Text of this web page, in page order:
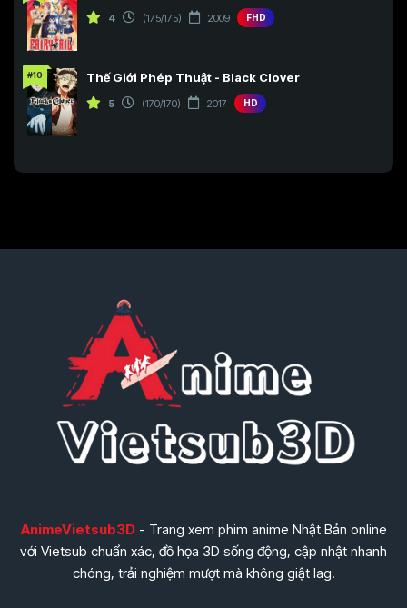
4 (175/175) 2009 FHD
#10 Thế Giới Phép Thuật - Black Clover
5 (170/170) 2017 HD
AnimeVietsub3D- Trang xem phim anime Nhật Bản online
với Vietsub chuẩn xác, đồ họa 3D sống động, cập nhật nhanh
chóng, trải nghiệm mượt mà không giật lag.